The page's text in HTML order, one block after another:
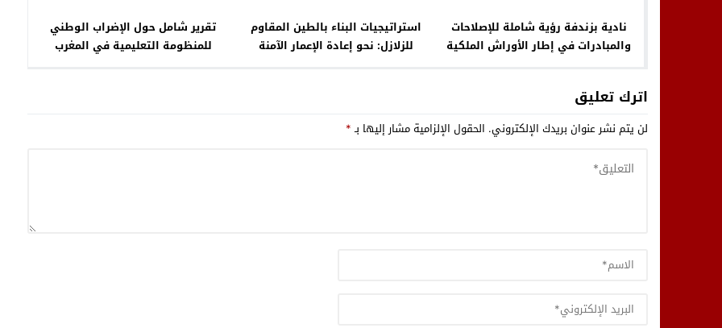
نادية بزندفة رؤية شاملة للإصلاحات
والمبادرات في إطار الأوراش الملكية
استراتيجيات البناء بالطين المقاوم
للزلازل: نحو إعادة الإعمار الآمنة
تقرير شامل حول الإضراب الوطني
للمنظومة التعليمية في المغرب
اترك تعليق
لن يتم نشر عنوان بريدك الإلكتروني. الحقول الإلزامية مشار إليها بـ*